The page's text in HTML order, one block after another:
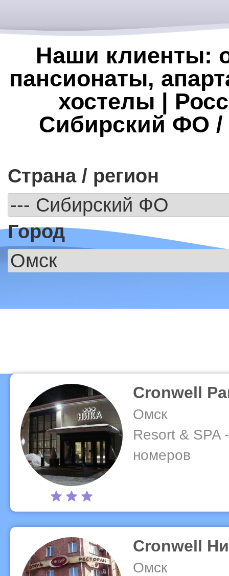
Наши клиенты:
пансионаты,
хостелы |
Сибирский ФО /
Страна / регион
Город
Cronwell
Омск
Resort & SPA
номеров
Cronwell
Омск